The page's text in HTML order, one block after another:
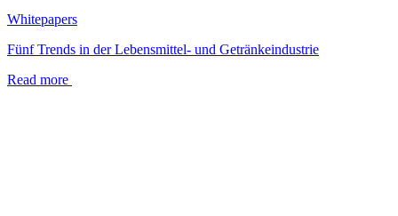
Whitepapers
Fünf Trends in der Lebensmittel- und Getränkeindustrie
Read more